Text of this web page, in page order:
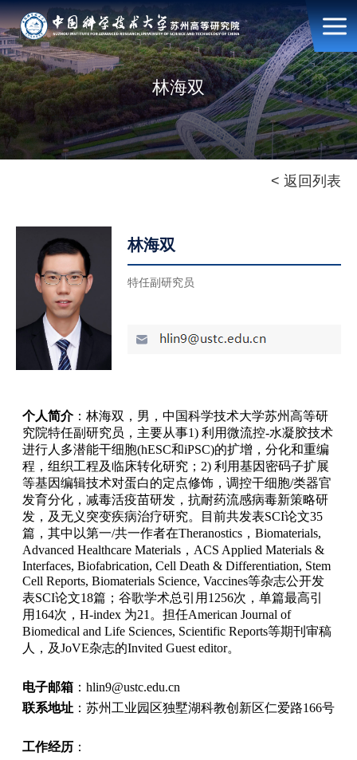
林海双
< 返回列表
林海双
特任副研究员